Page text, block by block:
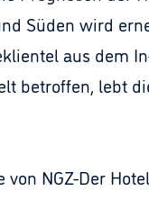
Süden wird
aus dem
betroffen, lebt
NGZ-Der